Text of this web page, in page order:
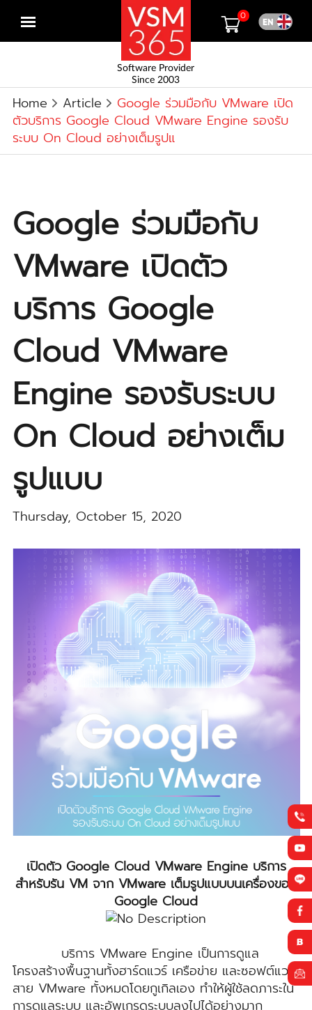
Open
Software Provider
Since 2003
0
Home Article
Google ร่วมมือกับ VMware เปิด
ตัวบริการ Google Cloud VMware Engine รองรับ
ระบบ On Cloud อย่างเต็มรูปแ
Google ร่วมมือกับ
VMware เปิดตัว
บริการ Google
Cloud VMware
Engine รองรับระบบ
On Cloud อย่างเต็ม
รูปแบบ
Thursday, October 15, 2020
เปิดตัว Google Cloud VMware Engine บริการ
สำหรับรัน VM จาก VMware เต็มรูปแบบบนเครื่องของ
Google Cloud
บริการ VMware Engine เป็นการดูแล
โครงสร้างพื้นฐานทั้งฮาร์ดแวร์ เครือข่าย และซอฟต์แวร์
สาย VMware ทั้งหมดโดยกูเกิลเอง ทำให้ผู้ใช้ลดภาระใน